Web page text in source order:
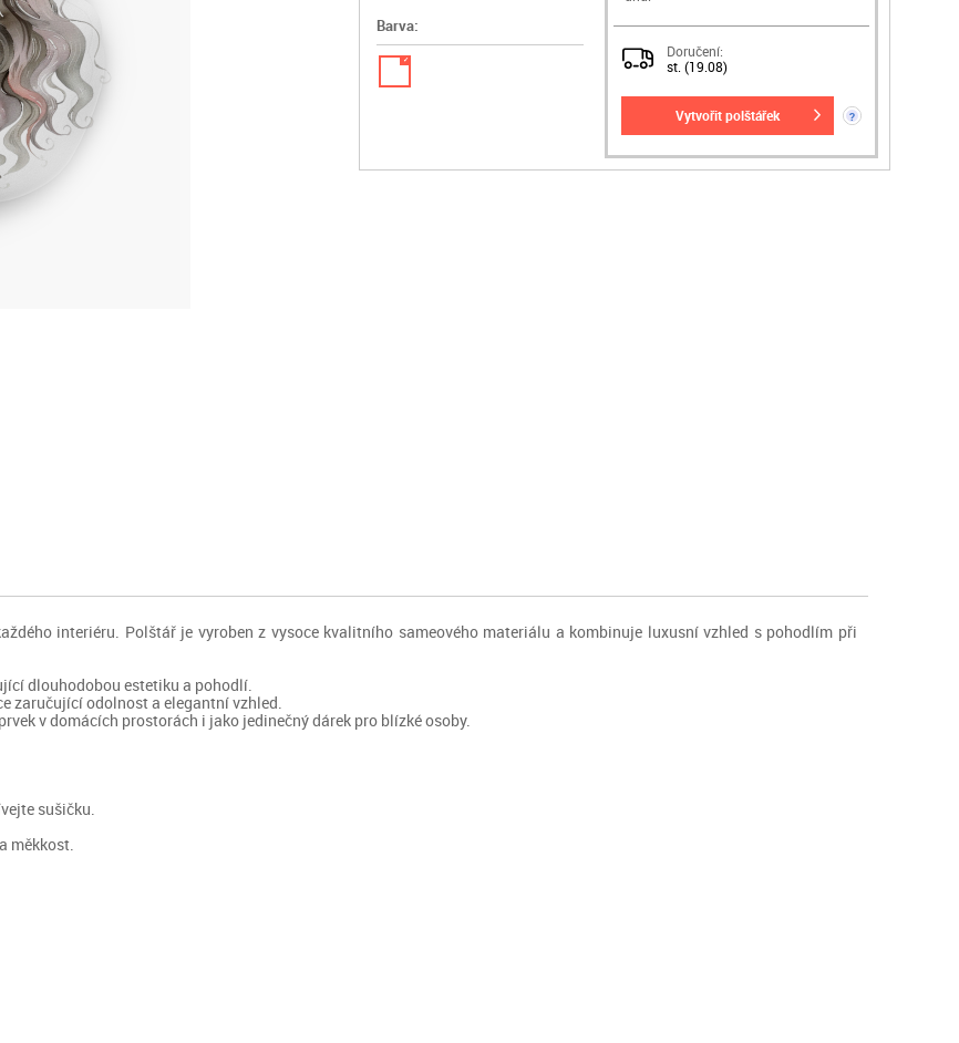
Barva:
✓
Doručení:
st. (19.08)
vytvořit polštářek ?
interiéru. Polštář je vyroben z vysoce kvalitního sameového materiálu a kombinuje luxusní vzhled s pohodlím při
dlouhodobou estetiku a pohodlí.
zaručující odolnost a elegantní vzhled.
v domácích prostorách i jako jedinečný dárek pro blízké osoby.
sušičku.
měkkost.